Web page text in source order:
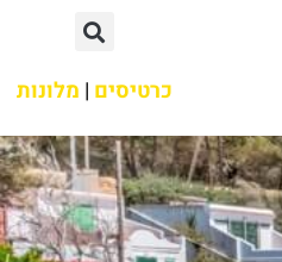
כרטיסים | מלונות